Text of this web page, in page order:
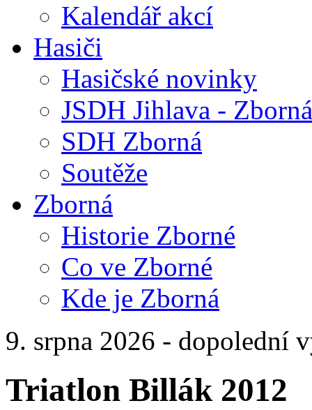
Kalendář akcí
Hasiči
Hasičské novinky
JSDH Jihlava - Zborná
SDH Zborná
Soutěže
Zborná
Historie Zborné
Co ve Zborné
Kde je Zborná
9. srpna 2026 - dopolední
Triatlon Billák 2012